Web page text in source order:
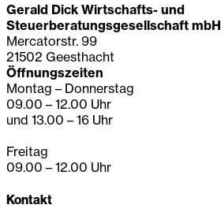
Gerald Dick Wirtschafts- und
Steuerberatungsgesellschaft mbH
Mercatorstr. 99
21502 Geesthacht
Öffnungszeiten
Montag – Donnerstag
09.00 – 12.00 Uhr
und 13.00 – 16 Uhr
Freitag
09.00 – 12.00 Uhr
Kontakt